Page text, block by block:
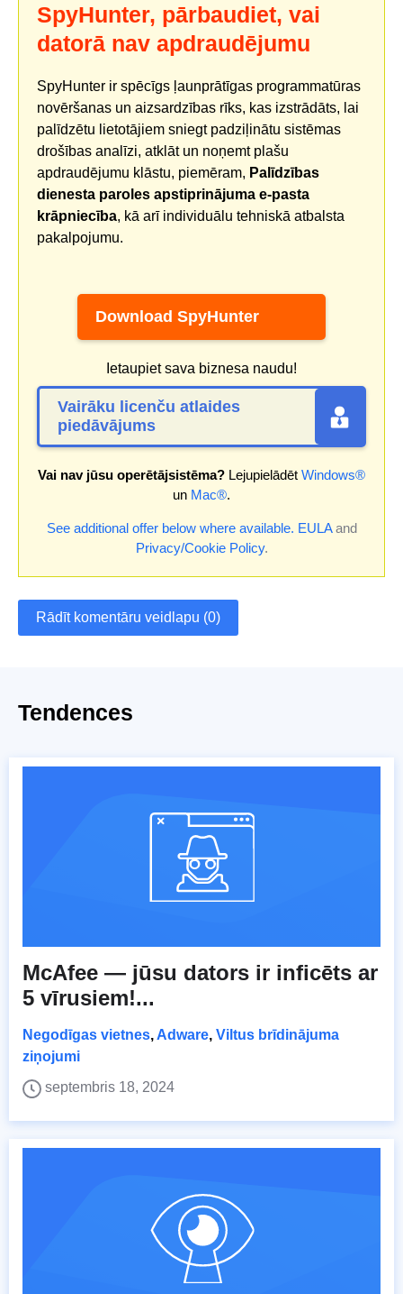
SpyHunter, pārbaudiet, vai
datorā nav apdraudējumu
SpyHunter ir spēcīgs ļaunprātīgas programmatūras
novēršanas un aizsardzības rīks, kas izstrādāts, lai
palīdzētu lietotājiem sniegt padziļinātu sistēmas
drošības analīzi, atklāt un noņemt plašu
apdraudējumu klāstu, piemēram, Palīdzības
dienesta paroles apstiprinājuma e-pasta
krāpniecība, kā arī individuālu tehniskā atbalsta
pakalpojumu.
Download SpyHunter
Ietaupiet sava biznesa naudu!
Vairāku licenču atlaides
piedāvājums
Vai nav jūsu operētājsistēma? Lejupielādēt Windows®
un Mac®.
See additional offer below where available. EULAand
Privacy/Cookie Policy.
Rādīt komentāru veidlapu (0)
Tendences
McAfee — jūsu dators ir inficēts ar
5 vīrusiem!...
Negodīgas vietnes, Adware, Viltus brīdinājuma
ziņojumi
septembris 18, 2024